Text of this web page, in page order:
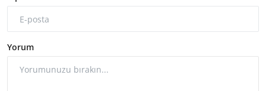
Yorum